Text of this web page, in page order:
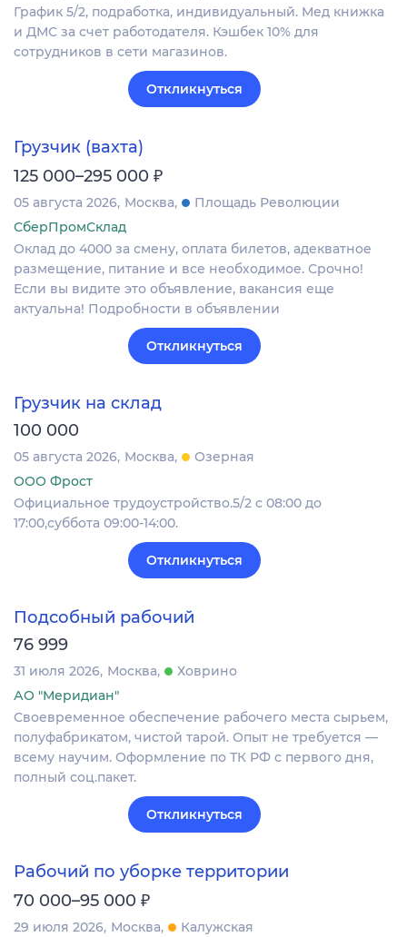
График 5/2, подработка, индивидуальный. Мед книжка
и ДМС за счет работодателя. Кэшбек 10% для
сотрудников в сети магазинов.
Откликнуться
Грузчик (вахта)
125 000–295 000 ₽
05 августа 2026 Москва
Площадь Революции
СберПромСклад
Оклад до 4000 за смену, оплата билетов, адекватное
размещение, питание и все необходимое. Срочно!
Если вы видите это объявление, вакансия еще
актуальна! Подробности в объявлении
Откликнуться
Грузчик на склад
100 000
05 августа 2026 Москва
Озерная
ООО Фрост
Официальное трудоустройство.5/2 с 08:00 до
17:00,суббота 09:00-14:00.
Откликнуться
Подсобный рабочий
76 999
31 июля 2026 Москва
Ховрино
АО "Меридиан"
Своевременное обеспечение рабочего места сырьем,
полуфабрикатом, чистой тарой. Опыт не требуется —
всему научим. Оформление по ТК РФ с первого дня,
полный соц.пакет.
Откликнуться
Рабочий по уборке территории
70 000–95 000 ₽
29 июля 2026 Москва
Калужская